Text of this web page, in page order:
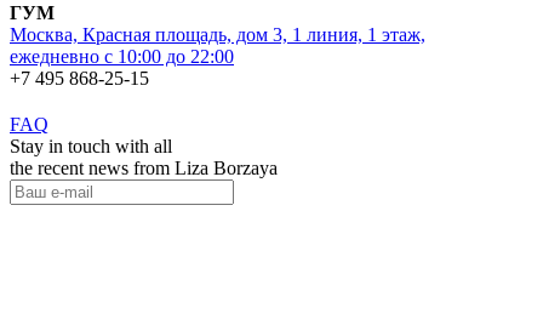
ГУМ
Москва, Красная площадь, дом 3, 1 линия, 1 этаж,
ежедневно с 10:00 до 22:00
+7 495 868-25-15
FAQ
Stay in touch with all
the recent news from Liza Borzaya